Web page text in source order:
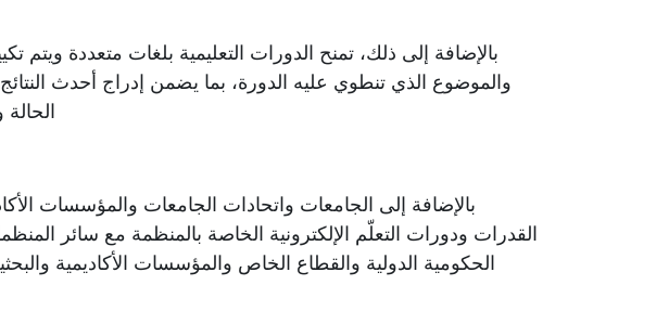
بالإضافة إلى ذلك، تمنح الدورات التعليمية بلغات متعددة ويتم
والموضوع الذي تنطوي عليه الدورة، بما يضمن إدراج أحدث النتائج
بالإضافة إلى الجامعات واتحادات الجامعات والمؤسسات
القدرات ودورات التعلّم الإلكترونية الخاصة بالمنظمة مع سائر
الحكومية الدولية والقطاع الخاص والمؤسسات الأكاديمية